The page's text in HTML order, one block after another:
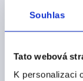
Souhlas
Tato webová
K personalizaci